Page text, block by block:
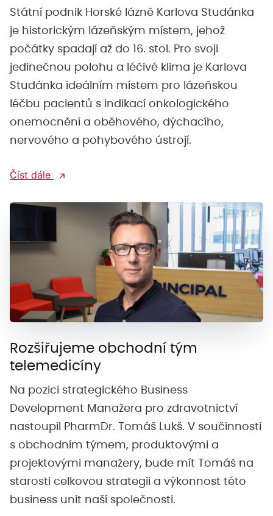
Státní podnik Horské lázně Karlova Studánka
je historickým lázeňským místem, jehož
počátky spadají až do 16. stol. Pro svoji
jedinečnou polohu a léčivé klima je Karlova
Studánka ideálním místem pro lázeňskou
léčbu pacientů s indikací onkologického
onemocnění a oběhového, dýchacího,
nervového a pohybového ústrojí.
Číst dále
Rozšiřujeme obchodní tým
telemedicíny
Na pozici strategického Business
Development Manažera pro zdravotnictví
nastoupil PharmDr. Tomáš Lukš. V součinnosti
s obchodním týmem, produktovými a
projektovými manažery, bude mít Tomáš na
starosti celkovou strategii a výkonnost této
business unit naší společnosti.